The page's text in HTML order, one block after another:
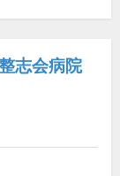
志会病院